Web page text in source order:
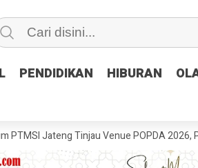
PENDIDIKAN HIBURAN
PENDIDIKAN HIBURAN
Tinjau Venue POPDA 2026, Pastikan